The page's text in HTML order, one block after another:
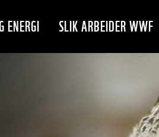
ENERGI SLIK ARBEIDER WWF